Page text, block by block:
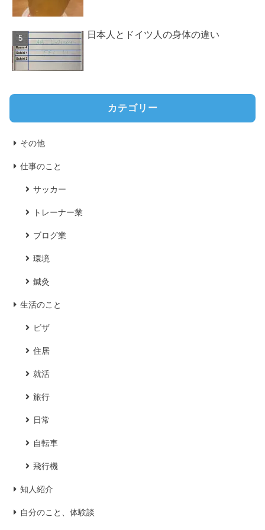
日本人とドイツ人の身体の違い
カテゴリー
その他
仕事のこと
サッカー
トレーナー業
ブログ業
環境
鍼灸
生活のこと
ビザ
住居
就活
旅行
日常
自転車
飛行機
知人紹介
自分のこと、体験談